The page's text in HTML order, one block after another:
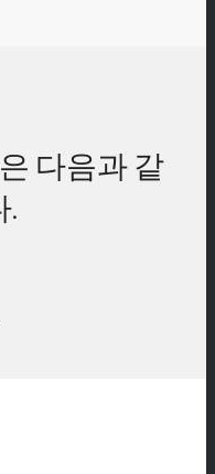
다음과 같
.